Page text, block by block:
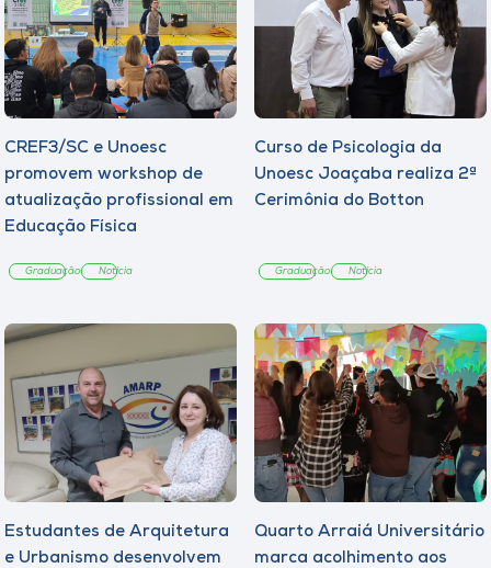
CREF3/SC e Unoesc
promovem workshop de
atualização profissional em
Educação Física
Graduação Notícia
Curso de Psicologia da
Unoesc Joaçaba realiza 2ª
Cerimônia do Botton
Graduação Notícia
Estudantes de Arquitetura
e Urbanismo desenvolvem
Quarto Arraiá Universitário
marca acolhimento aos